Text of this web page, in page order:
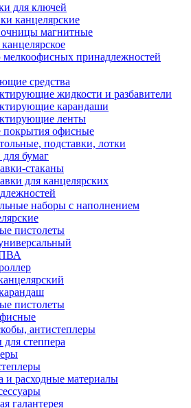
для ключей
канцелярские
магнитные
мелкоофисных принадлежностей
средства
жидкости и разбавители
карандаши
ленты
покрытия офисные
подставки, лотки
бумаг
стаканы
для канцелярских
наборы с наполнением
пистолеты
пистолеты
антистеплеры
степпера
и расходные материалы
галантерея